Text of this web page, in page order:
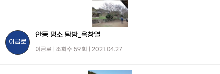
이금로
안동 명소 탐방_옥창열
이금로 | 조회수 59 회 | 2021.04.27